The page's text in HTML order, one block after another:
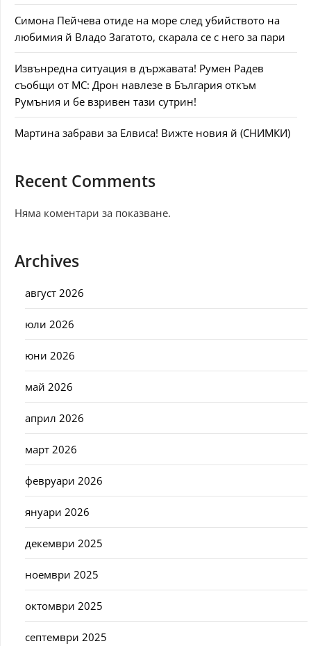
Симона Пейчева отиде на море след убийството на
любимия й Владо Загатото, скарала се с него за пари
Извънредна ситуация в държавата! Румен Радев
съобщи от МС: Дрон навлезе в България откъм
Румъния и бе взривен тази сутрин!
Мартина забрави за Елвиса! Вижте новия й (СНИМКИ)
Recent Comments
Няма коментари за показване.
Archives
август 2026
юли 2026
юни 2026
май 2026
април 2026
март 2026
февруари 2026
януари 2026
декември 2025
ноември 2025
октомври 2025
септември 2025